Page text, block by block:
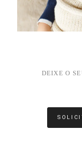
DEIXE O